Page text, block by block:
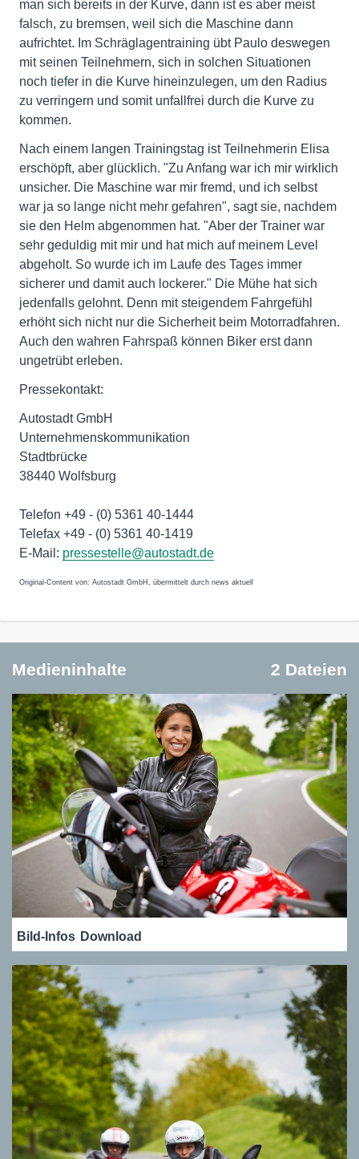
man sich bereits in der Kurve, dann ist es aber meist
falsch, zu bremsen, weil sich die Maschine dann
aufrichtet. Im Schräglagentraining übt Paulo deswegen
mit seinen Teilnehmern, sich in solchen Situationen
noch tiefer in die Kurve hineinzulegen, um den Radius
zu verringern und somit unfallfrei durch die Kurve zu
kommen.
Nach einem langen Trainingstag ist Teilnehmerin Elisa
erschöpft, aber glücklich. "Zu Anfang war ich mir wirklich
unsicher. Die Maschine war mir fremd, und ich selbst
war ja so lange nicht mehr gefahren", sagt sie, nachdem
sie den Helm abgenommen hat. "Aber der Trainer war
sehr geduldig mit mir und hat mich auf meinem Level
abgeholt. So wurde ich im Laufe des Tages immer
sicherer und damit auch lockerer." Die Mühe hat sich
jedenfalls gelohnt. Denn mit steigendem Fahrgefühl
erhöht sich nicht nur die Sicherheit beim Motorradfahren.
Auch den wahren Fahrspaß können Biker erst dann
ungetrübt erleben.
Pressekontakt:
Autostadt GmbH
Unternehmenskommunikation
Stadtbrücke
38440 Wolfsburg
Telefon +49 - (0) 5361 40-1444
Telefax +49 - (0) 5361 40-1419
E-Mail: pressestelle@autostadt.de
Original-Content von: Autostadt GmbH, übermittelt durch news aktuell
Medieninhalte 2 Dateien
Bild-Infos Download